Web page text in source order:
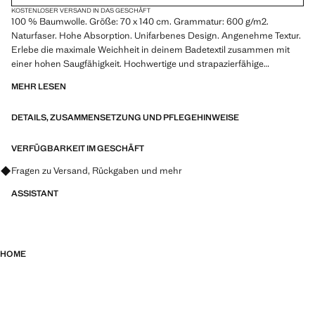
KOSTENLOSER VERSAND IN DAS GESCHÄFT
100 % Baumwolle. Größe: 70 x 140 cm. Grammatur: 600 g/m2.
Naturfaser. Hohe Absorption. Unifarbenes Design. Angenehme Textur.
Erlebe die maximale Weichheit in deinem Badetextil zusammen mit
einer hohen Saugfähigkeit. Hochwertige und strapazierfähige
kombinieren. Angenehme und weiche Textur. Produkt im Sale
MEHR LESEN
DETAILS, ZUSAMMENSETZUNG UND PFLEGEHINWEISE
VERFÜGBARKEIT IM GESCHÄFT
Fragen zu Versand, Rückgaben und mehr
ASSISTANT
HOME